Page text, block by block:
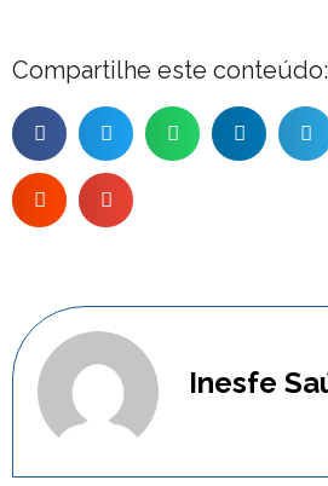
Compartilhe este conteúdo:
Inesfe